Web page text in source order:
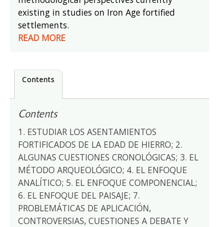
existing in studies on Iron Age fortified
settlements.
READ MORE
Contents
Contents
1. ESTUDIAR LOS ASENTAMIENTOS
FORTIFICADOS DE LA EDAD DE HIERRO; 2.
ALGUNAS CUESTIONES CRONOLÓGICAS; 3. EL
MÉTODO ARQUEOLÓGICO; 4. EL ENFOQUE
ANALÍTICO; 5. EL ENFOQUE COMPONENCIAL;
6. EL ENFOQUE DEL PAISAJE; 7.
PROBLEMÁTICAS DE APLICACIÓN,
CONTROVERSIAS, CUESTIONES A DEBATE Y